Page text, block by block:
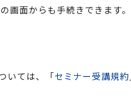
画面からも手続きできます。
いては、「セミナー受講規約